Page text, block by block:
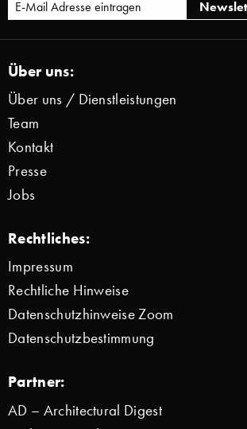
Über uns:
Über uns / Dienstleistungen
Team
Kontakt
Presse
Jobs
Rechtliches:
Impressum
Rechtliche Hinweise
Datenschutzhinweise Zoom
Datenschutzbestimmung
Partner:
AD – Architectural Digest